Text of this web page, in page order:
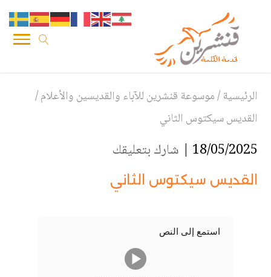
الرئيسية/موسوعة قنشرين للآباء والقديسين والأعلام/
القديس سيكتوس الثاني
18/05/2025 | شارك بتعليقك
القديس سيكتوس الثاني
استمع إلى النص